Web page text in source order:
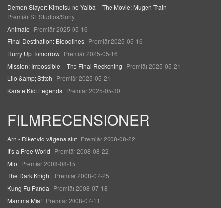
Demon Slayer: Kimetsu no Yaiba – The Movie: Mugen Train
Premiär SF Studios/Sony
Animale Premiär 2025-05-16
Final Destination: Bloodlines Premiär 2025-05-16
Hurry Up Tomorrow Premiär 2025-05-16
Mission: Impossible – The Final Reckoning Premiär 2025-05-21
Lilo &amp; Stitch Premiär 2025-05-21
Karate Kid: Legends Premiär 2025-05-30
FILMRECENSIONER
Arn - Riket vid vägens slut Premiär 2008-08-22
It's a Free World Premiär 2008-08-22
Mio Premiär 2008-08-15
The Dark Knight Premiär 2008-07-25
Kung Fu Panda Premiär 2008-07-18
Mamma Mia! Premiär 2008-07-11